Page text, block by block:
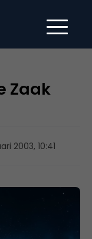
Zaak
2003, 10:41